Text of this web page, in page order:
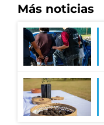
Más noticias